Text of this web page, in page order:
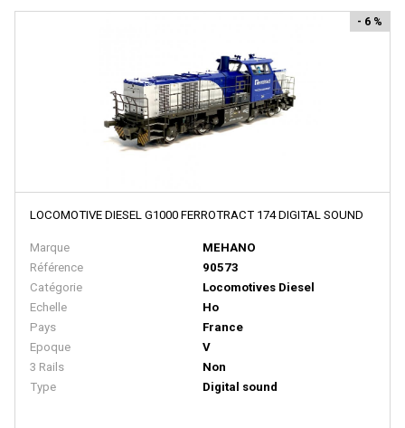
GUTZOLD
HAXO MODELE
Heljan
HERIS
Herkat
Hermann
Herpa
Herpa Exclusive
LOCOMOTIVE DIESEL G1000 FERROTRACT 174 DIGITAL SOUND
Marque
MEHANO
Référence
90573
Catégorie
Locomotives Diesel
Echelle
Ho
Pays
France
Epoque
V
3 Rails
Non
Type
Digital sound
- 6 %